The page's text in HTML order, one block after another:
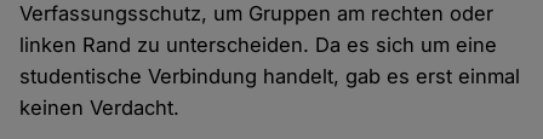
Verfassungsschutz, um Gruppen am rechten oder
linken Rand zu unterscheiden. Da es sich um eine
studentische Verbindung handelt, gab es erst einmal
keinen Verdacht.